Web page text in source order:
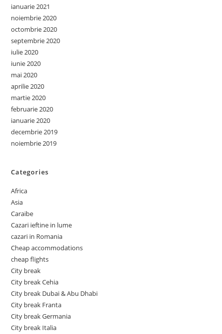
ianuarie 2021
noiembrie 2020
octombrie 2020
septembrie 2020
iulie 2020
iunie 2020
mai 2020
aprilie 2020
martie 2020
februarie 2020
ianuarie 2020
decembrie 2019
noiembrie 2019
Categories
Africa
Asia
Caraibe
Cazari ieftine in lume
cazari in Romania
Cheap accommodations
cheap flights
City break
City break Cehia
City break Dubai & Abu Dhabi
City break Franta
City break Germania
City break Italia